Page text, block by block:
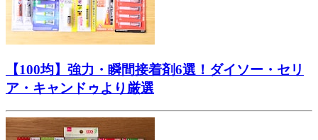
【100均】強力・瞬間接着剤6選！ダイソー・セリ
ア・キャンドゥより厳選